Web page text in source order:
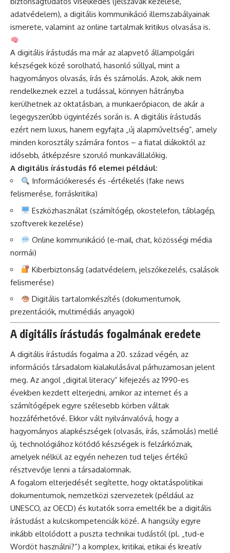
adatvédelem), a digitális kommunikáció illemszabályainak
ismerete, valamint az online tartalmak kritikus olvasása is.
A digitális írástudás ma már az alapvető állampolgári
készségek közé sorolható, hasonló súllyal, mint a
hagyományos olvasás, írás és számolás. Azok, akik nem
rendelkeznek ezzel a tudással, könnyen hátrányba
kerülhetnek az oktatásban, a munkaerőpiacon, de akár a
legegyszerűbb ügyintézés során is. A digitális írástudás
ezért nem luxus, hanem egyfajta „új alapműveltség”, amely
minden korosztály számára fontos – a fiatal diákoktól az
idősebb, átképzésre szoruló munkavállalókig.
A digitális írástudás fő elemei például:
Információkeresés és -értékelés (fake news
felismerése, forráskritika)
Eszközhasználat (számítógép, okostelefon, táblagép,
szoftverek kezelése)
Online kommunikáció (e-mail, chat, közösségi média
normái)
Kiberbiztonság (adatvédelem, jelszókezelés, csalások
felismerése)
Digitális tartalomkészítés (dokumentumok,
prezentációk, multimédiás anyagok)
A digitális írástudás fogalmának eredete
A digitális írástudás fogalma a 20. század végén, az
információs társadalom kialakulásával párhuzamosan jelent
meg. Az angol „digital literacy” kifejezés az 1990-es
években kezdett elterjedni, amikor az internet és a
számítógépek egyre szélesebb körben váltak
hozzáférhetővé. Ekkor vált nyilvánvalóvá, hogy a
hagyományos alapkészségek (olvasás, írás, számolás) mellé
új, technológiához kötődő készségek is felzárkóznak,
amelyek nélkül az egyén nehezen tud teljes értékű
résztvevője lenni a társadalomnak.
A fogalom elterjedését segítette, hogy oktatáspolitikai
dokumentumok, nemzetközi szervezetek (például az
UNESCO, az OECD) és kutatók sorra emelték be a digitális
írástudást a kulcskompetenciák közé. A hangsúly egyre
inkább eltolódott a puszta technikai tudástól (pl. „tud-e
Wordöt használni?”) a komplex, kritikai, etikai és kreatív